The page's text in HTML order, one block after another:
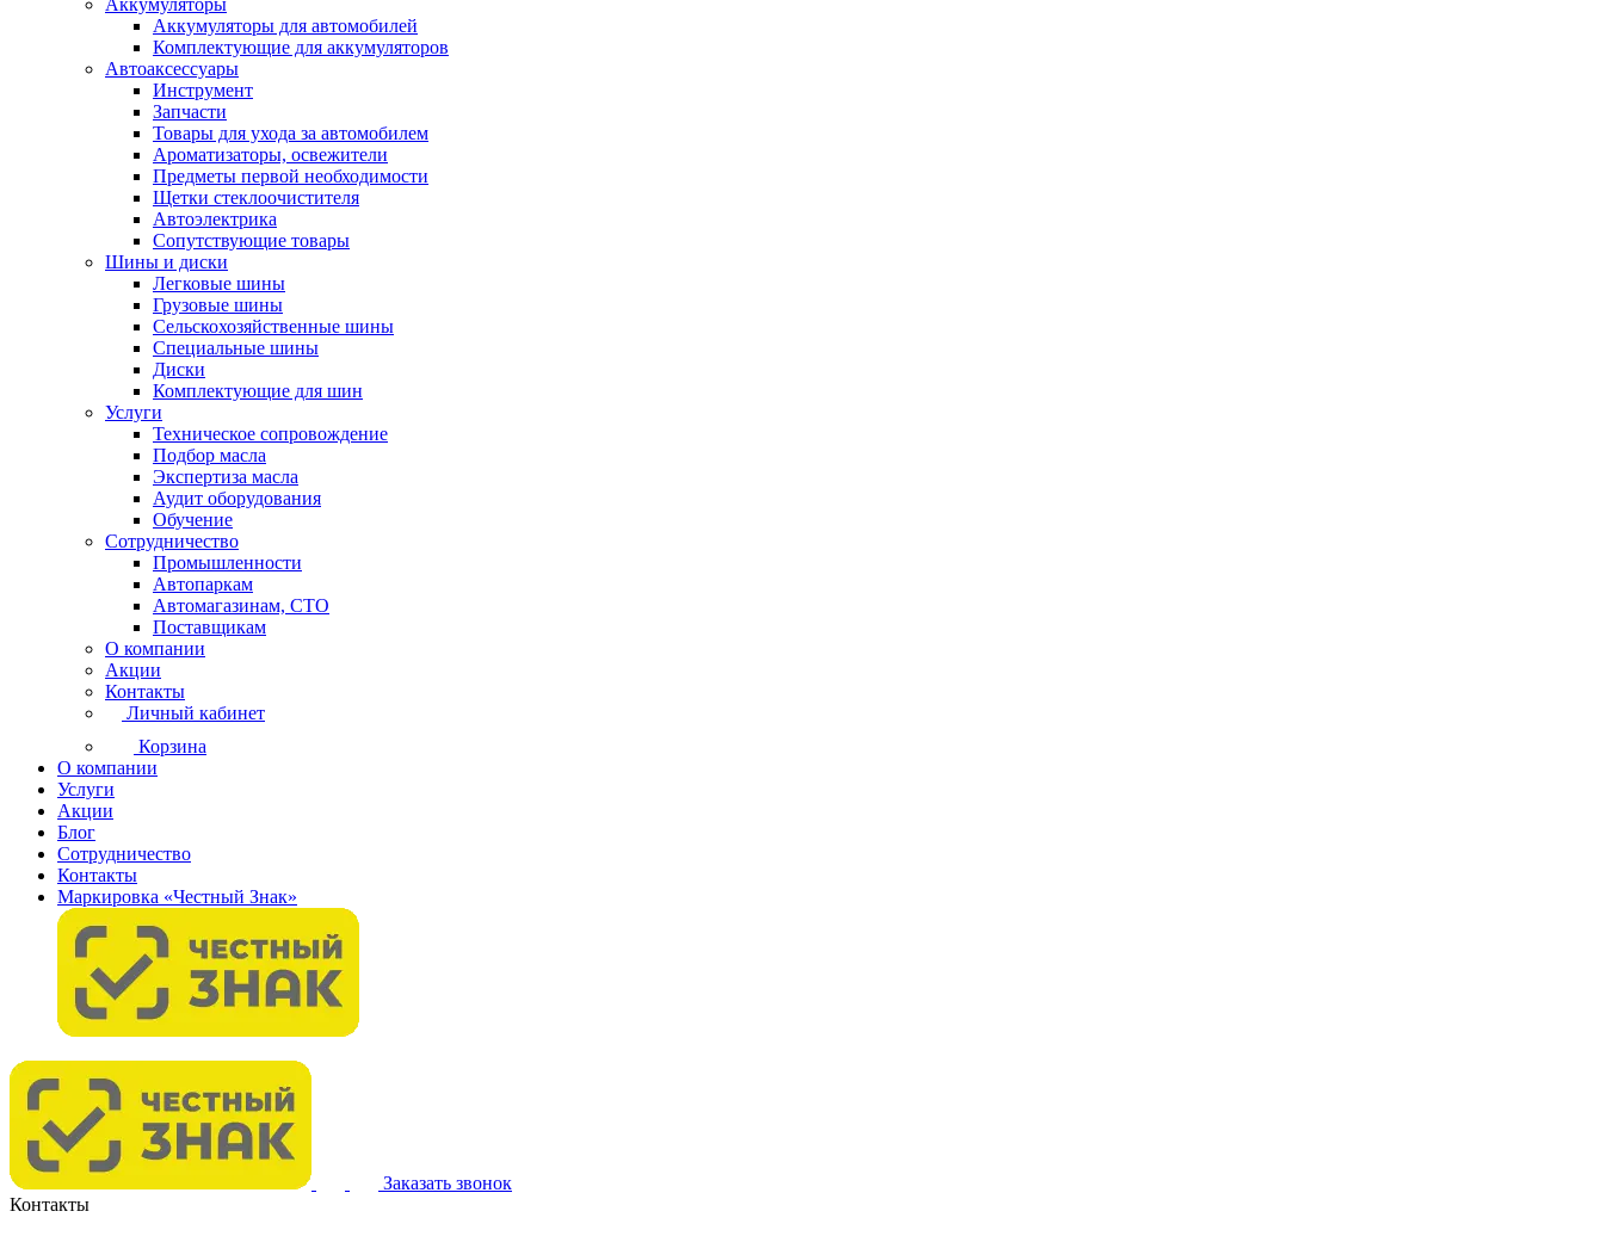
Аккумуляторы
Аккумуляторы для автомобилей
Комплектующие для аккумуляторов
Автоаксессуары
Инструмент
Запчасти
Товары для ухода за автомобилем
Ароматизаторы, освежители
Предметы первой необходимости
Щетки стеклоочистителя
Автоэлектрика
Сопутствующие товары
Шины и диски
Легковые шины
Грузовые шины
Сельскохозяйственные шины
Специальные шины
Диски
Комплектующие для шин
Услуги
Техническое сопровождение
Подбор масла
Экспертиза масла
Аудит оборудования
Обучение
Сотрудничество
Промышленности
Автопаркам
Автомагазинам, СТО
Поставщикам
О компании
Акции
Контакты
Личный кабинет
Корзина
О компании
Услуги
Акции
Блог
Сотрудничество
Контакты
Маркировка «Честный Знак»
Заказать звонок
Контакты